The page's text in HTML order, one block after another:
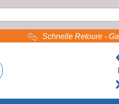
Schnelle Retoure -